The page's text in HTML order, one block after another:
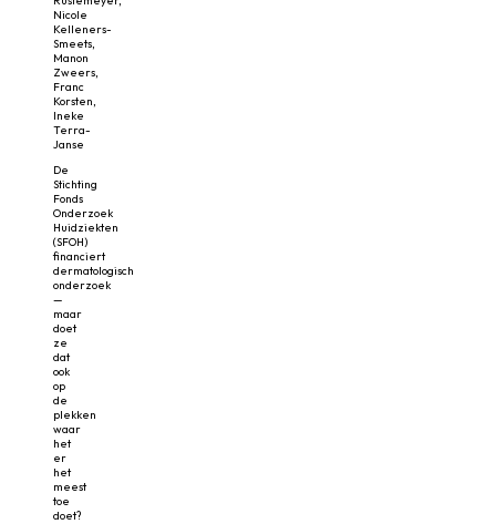
Nicole
Kelleners-
Smeets,
Manon
Zweers,
Franc
Korsten,
Ineke
Terra-
Janse
De
Stichting
Fonds
Onderzoek
Huidziekten
(SFOH)
financiert
dermatologisch
onderzoek
—
maar
doet
ze
dat
ook
op
de
plekken
waar
het
er
het
meest
toe
doet?